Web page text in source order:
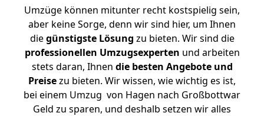
Umzüge können mitunter recht kostspielig sein,
aber keine Sorge, denn wir sind hier, um Ihnen
diegünstigste Lösung zu bieten. Wir sind die
professionellen Umzugsexperten und arbeiten
stets daran, Ihnen die besten Angebote und
Preisezu bieten. Wir wissen, wie wichtig es ist,
bei einem Umzug von Hagen nach Großbottwar
Geld zu sparen, und deshalb setzen wir alles